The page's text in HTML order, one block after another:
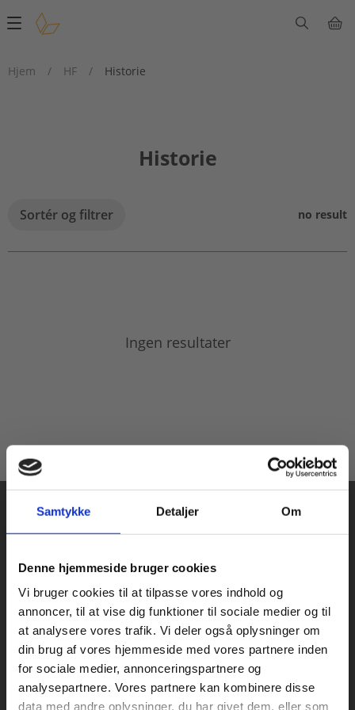
Samtykke Detaljer Om
Denne hjemmeside bruger cookies
Vi bruger cookies til at tilpasse vores indhold og
annoncer, til at vise dig funktioner til sociale medier og til
at analysere vores trafik. Vi deler også oplysninger om
din brug af vores hjemmeside med vores partnere inden
for sociale medier, annonceringspartnere og
analysepartnere. Vores partnere kan kombinere disse
data med andre oplysninger, du har givet dem, eller som
Main
Hjem
/ HF / Historie
Historie
Sortér og filtrer no result
Ingen resultater
Praxis Forlag A/S
CVR 41280921
København
Vognmagergade 7, 5. sal
1120 København K
Køb læremidler og find masterclasses mm.
Fortsæt som:
For privatkunder og
studerende. Du får
For institutioner og
virksomheder. Du